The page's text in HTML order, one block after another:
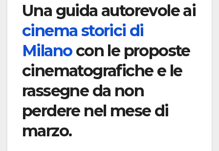
Una guida autorevole ai
cinema storici di
Milanocon le proposte
cinematografiche e le
rassegne da non
perdere nel mese di
marzo.